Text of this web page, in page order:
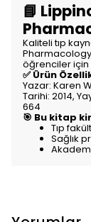
📘
Kaliteli tıp
öğrenciler için
✅ Ürün
Yazar: Karen
Tarihi: 2014,
664
🎯 Bu kitap
Tıp
Sağlık